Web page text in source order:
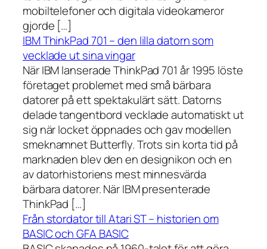
mobiltelefoner och digitala videokameror
gjorde […]
IBM ThinkPad 701 – den lilla datorn som
vecklade ut sina vingar
När IBM lanserade ThinkPad 701 år 1995 löste
företaget problemet med små bärbara
datorer på ett spektakulärt sätt. Datorns
delade tangentbord vecklade automatiskt ut
sig när locket öppnades och gav modellen
smeknamnet Butterfly. Trots sin korta tid på
marknaden blev den en designikon och en
av datorhistoriens mest minnesvärda
bärbara datorer. När IBM presenterade
ThinkPad […]
Från stordator till Atari ST – historien om
BASIC och GFA BASIC